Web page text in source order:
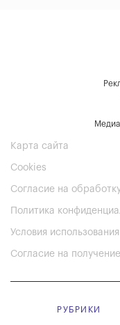
Карта сайта
Cookies
Согласие на
Политика
Условия
Согласие на
РУБРИКИ